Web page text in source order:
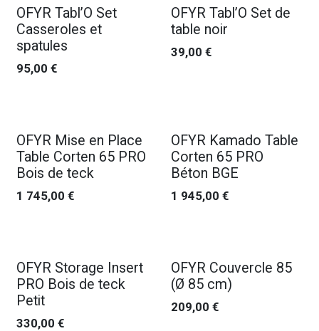
OFYR Tabl’O Set
Casseroles et
spatules
95,00 €
OFYR Tabl’O Set de
table noir
39,00 €
OFYR Mise en Place
Table Corten 65 PRO
Bois de teck
1 745,00 €
OFYR Kamado Table
Corten 65 PRO
Béton BGE
1 945,00 €
OFYR Storage Insert
PRO Bois de teck
Petit
330,00 €
OFYR Couvercle 85
(Ø 85 cm)
209,00 €